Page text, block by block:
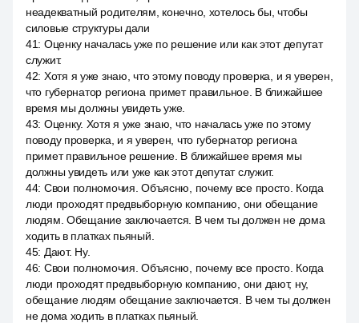
неадекватный родителям, конечно, хотелось бы, чтобы
силовые структуры дали
41: Оценку началась уже по решение или как этот депутат
служит.
42: Хотя я уже знаю, что этому поводу проверка, и я уверен,
что губернатор региона примет правильное. В ближайшее
время мы должны увидеть уже.
43: Оценку. Хотя я уже знаю, что началась уже по этому
поводу проверка, и я уверен, что губернатор региона
примет правильное решение. В ближайшее время мы
должны увидеть или уже как этот депутат служит.
44: Свои полномочия. Объясню, почему все просто. Когда
люди проходят предвыборную компанию, они обещание
людям. Обещание заключается. В чем ты должен не дома
ходить в платках пьяный.
45: Дают. Ну.
46: Свои полномочия. Объясню, почему все просто. Когда
люди проходят предвыборную компанию, они дают, ну,
обещание людям обещание заключается. В чем ты должен
не дома ходить в платках пьяный.